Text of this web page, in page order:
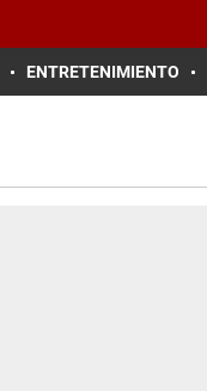
ENTRETENIMIENTO